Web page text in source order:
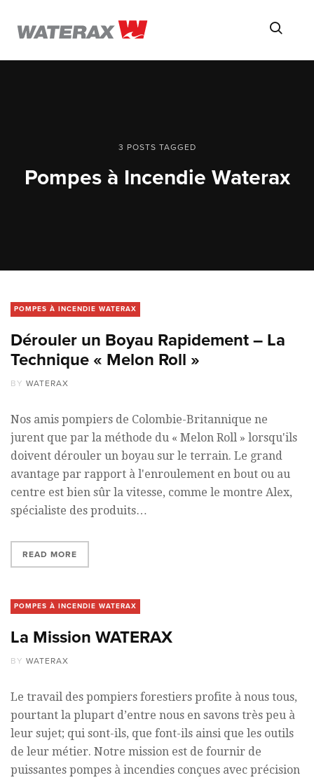
ON
ROAD
3 POSTS TAGGED
Pompes à Incendie Waterax
POMPES À INCENDIE WATERAX
Dérouler un Boyau Rapidement – La
Technique « Melon Roll »
BY WATERAX
Nos amis pompiers de Colombie-Britannique ne
jurent que par la méthode du « Melon Roll » lorsqu'ils
doivent dérouler un boyau sur le terrain. Le grand
avantage par rapport à l'enroulement en bout ou au
centre est bien sûr la vitesse, comme le montre Alex,
spécialiste des produits…
READ MORE
POMPES À INCENDIE WATERAX
La Mission WATERAX
BY WATERAX
Le travail des pompiers forestiers profite à nous tous,
pourtant la plupart d’entre nous en savons très peu à
leur sujet; qui sont-ils, que font-ils ainsi que les outils
de leur métier. Notre mission est de fournir de
puissantes pompes à incendies conçues avec précision